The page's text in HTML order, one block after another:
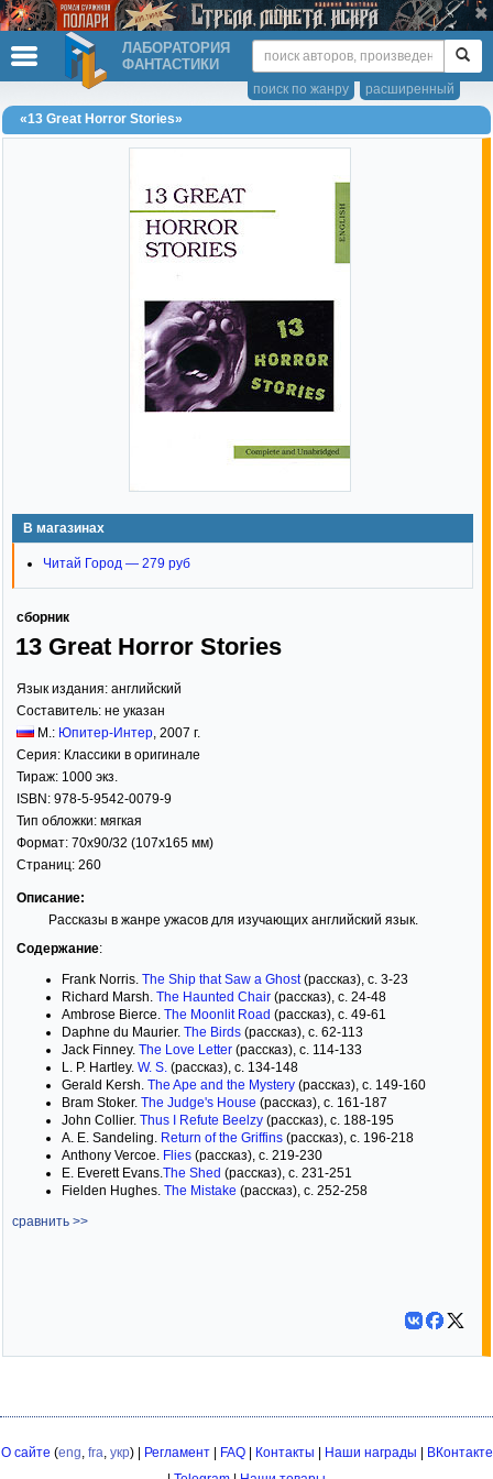
ЛАБОРАТОРИЯ
ФАНТАСТИКИ
расширенный
поиск по жанру
«13 Great Horror Stories»
В магазинах
Читай Город — 279 руб
сборник
13 Great Horror Stories
Язык издания: английский
Составитель: не указан
М.: Юпитер-Интер 2007 г.
Серия: Классики в оригинале
Тираж: 1000 экз.
ISBN: 978-5-9542-0079-9
Тип обложки: мягкая
Формат: 70x90/32 (107x165 мм)
Страниц: 260
Описание:
Рассказы в жанре ужасов для изучающих английский язык.
Содержание:
Frank Norris. The Ship that Saw a Ghost(рассказ), с. 3-23
Richard Marsh. The Haunted Chair (рассказ), с. 24-48
Ambrose Bierce. The Moonlit Road (рассказ), с. 49-61
Daphne du Maurier. The Birds (рассказ), с. 62-113
Jack Finney. The Love Letter (рассказ), с. 114-133
L. P. Hartley. W. S. (рассказ), с. 134-148
Gerald Kersh. The Ape and the Mystery (рассказ), с. 149-160
Bram Stoker. The Judge's House (рассказ), с. 161-187
John Collier. Thus I Refute Beelzy (рассказ), с. 188-195
A. E. Sandeling. Return of the Griffins (рассказ), с. 196-218
Anthony Vercoe. Flies (рассказ), с. 219-230
E. Everett Evans. The Shed (рассказ), с. 231-251
Fielden Hughes. The Mistake (рассказ), с. 252-258
сравнить >>
О сайте (eng, fra, укр) | Регламент| FAQ| Контакты Наши награды
ВКонтакте